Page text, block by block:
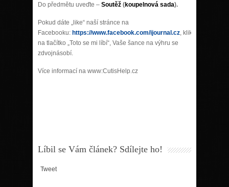
Do předmětu uveďte – Soutěž (koupelnová sada).
Pokud dáte „like“ naší stránce na
Facebooku: https://www.facebook.com/ijournal.cz, kliknete
na tlačítko „Toto se mi líbí“, Vaše šance na výhru se
zdvojnásobí.
Více informací na www:CutisHelp.cz
Líbil se Vám článek? Sdílejte ho!
Tweet